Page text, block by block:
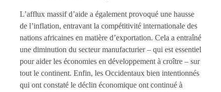
L’afflux massif d’aide a également provoqué une hausse
de l’inflation, entravant la compétitivité internationale des
nations africaines en matière d’exportation. Cela a entraîné
une diminution du secteur manufacturier – qui est essentiel
pour aider les économies en développement à croître – sur
tout le continent. Enfin, les Occidentaux bien intentionnés
qui ont constaté le déclin économique ont continué à